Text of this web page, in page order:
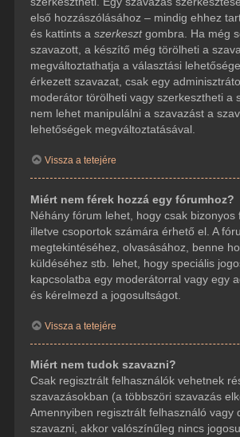
első hozzászólásához – mindig ehhez
és kattints a szerkesztgombra. Ha még
szavazott, a készítő még törölheti a
megváltoztathatja a választási
érkezett szavazat, csak egy
moderátor törölheti vagy szerkesztheti a
nem lehet manipulálni a szavazást a
lehetőségek megváltoztatásával.
Vissza a tetejére
Miért nem férek hozzá egy fórumhoz?
Néhány fórum lehet, hogy csak bizonyos
illetve csoportok számára érhető el. A
megtekintéséhez, olvasásához, benne
küldéséhez stb. lehet, hogy speciális
kapcsolatba egy moderátorral vagy egy
és kérelmezd a jogosultságot.
Vissza a tetejére
Miért nem tudok szavazni?
Csak regisztrált felhasználók vehetnek
szavazásokban (a többszöri szavazás
Amennyiben regisztrált felhasználó vagy
szavazni, akkor valószínűleg nincs